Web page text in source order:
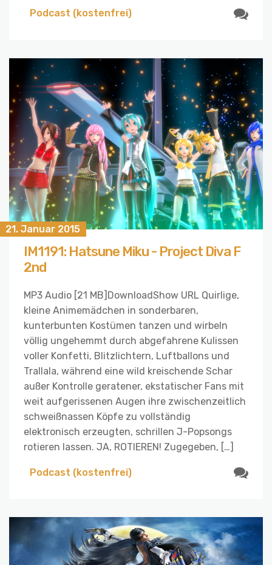
Podcast (kostenfrei)
21. Januar 2015
IM1191: Hatsune Miku - Project Diva F
2nd
MP3 Audio [21 MB]DownloadShow URL Quirlige,
kleine Animemädchen in sonderbaren,
kunterbunten Kostümen tanzen und wirbeln
völlig ungehemmt durch abgefahrene Kulissen
voller Konfetti, Blitzlichtern, Luftballons und
Trallala, während eine wild kreischende Schar
außer Kontrolle geratener, ekstatischer Fans mit
weit aufgerissenen Augen ihre zwischenzeitlich
schweißnassen Köpfe zu vollständig
elektronisch erzeugten, schrillen J-Popsongs
rotieren lassen. JA, ROTIEREN! Zugegeben, […]
Podcast (kostenfrei)